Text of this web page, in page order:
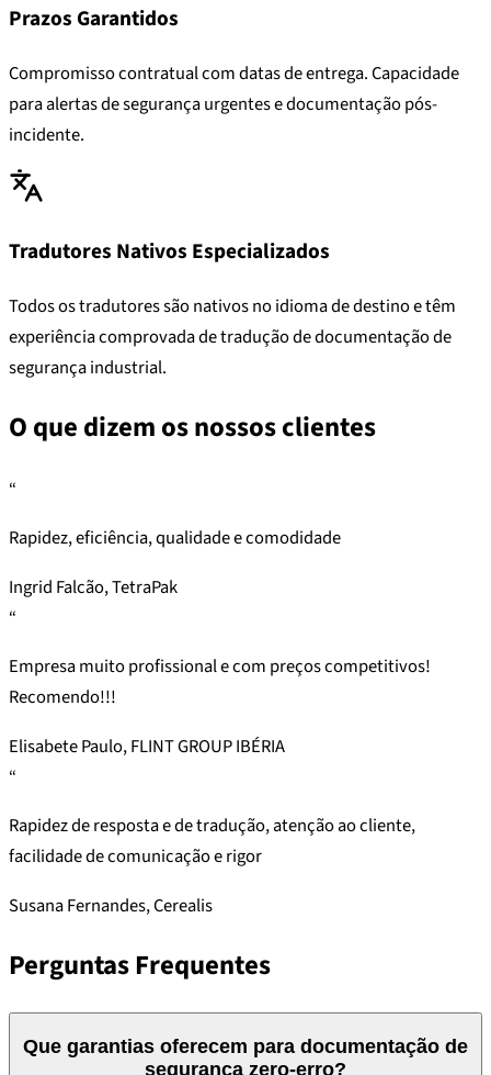
Prazos Garantidos
Compromisso contratual com datas de entrega. Capacidade
para alertas de segurança urgentes e documentação pós-
incidente.
Tradutores Nativos Especializados
Todos os tradutores são nativos no idioma de destino e têm
experiência comprovada de tradução de documentação de
segurança industrial.
O que dizem os nossos clientes
“
Rapidez, eficiência, qualidade e comodidade
Ingrid Falcão, TetraPak
“
Empresa muito profissional e com preços competitivos!
Recomendo!!!
Elisabete Paulo, FLINT GROUP IBÉRIA
“
Rapidez de resposta e de tradução, atenção ao cliente,
facilidade de comunicação e rigor
Susana Fernandes, Cerealis
Perguntas Frequentes
Que garantias oferecem para documentação de
segurança zero-erro?